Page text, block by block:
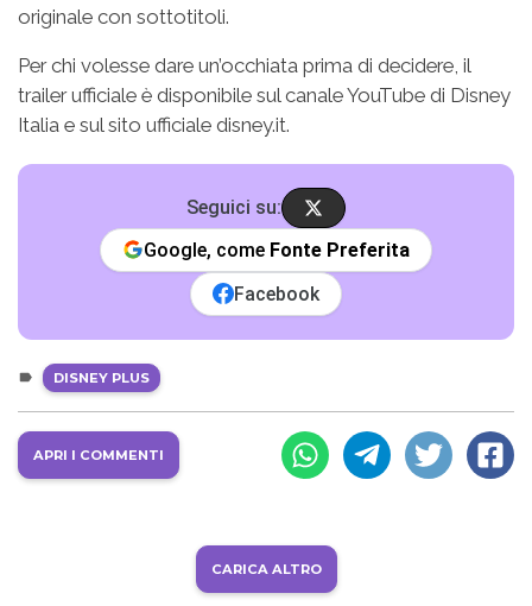
originale con sottotitoli.
Per chi volesse dare un’occhiata prima di decidere, il
trailer ufficiale è disponibile sul canale YouTube di Disney
Italia e sul sito ufficiale disney.it.
Seguici su:
Google, come Fonte Preferita
Facebook
DISNEY PLUS
APRI I COMMENTI
CARICA ALTRO